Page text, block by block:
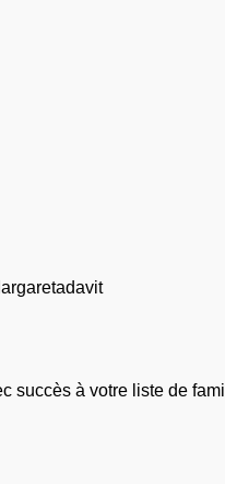
succès à votre liste de